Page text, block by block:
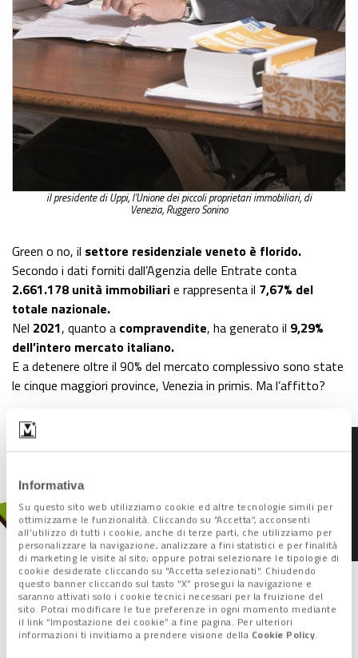
Informativa
Su questo sito web utilizziamo cookie ed altre tecnologie simili per
ottimizzarne le funzionalità. Cliccando su “Accetta”, acconsenti
all’utilizzo di tutti i cookie, anche di terze parti, che utilizziamo per
personalizzare la navigazione, analizzare a fini statistici e per finalità
di marketing le visite al sito; oppure potrai selezionare le tipologie di
cookie desiderate cliccando su "Accetta selezionati". Chiudendo
questo banner cliccando sul tasto “X” prosegui la navigazione e
saranno attivati solo i cookie tecnici necessari per la fruizione del
sito. Potrai modificare le tue preferenze in ogni momento mediante
il link “Impostazione dei cookie” a fine pagina. Per ulteriori
informazioni ti invitiamo a prendere visione della Cookie Policy.
il presidente di Uppi, l’Unione dei piccoli proprietari immobiliari, di
Venezia, Ruggero Sonino
Green o no, il settore residenziale veneto è florido.
Secondo i dati forniti dall’Agenzia delle Entrate conta
2.661.178 unità immobiliarie rappresenta il 7,67% del
totale nazionale.
Nel 2021, quanto a compravendite, ha generato il 9,29%
dell’intero mercato italiano.
E a detenere oltre il 90% del mercato complessivo sono state
le cinque maggiori province, Venezia in primis. Ma l’affitto?
non ci sta
La parola alle agenzie: Anamu
“Il mercato dell’affitto abitativo – premette Federica Frison,